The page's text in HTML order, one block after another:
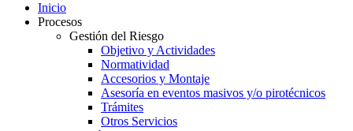
Inicio
Procesos
Gestión del Riesgo
Objetivo y Actividades
Normatividad
Accesorios y Montaje
Asesoría en eventos masivos y/o pirotécnicos
Trámites
Otros Servicios